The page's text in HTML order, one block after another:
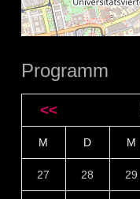
Programm
<<
M D M
27 28 29